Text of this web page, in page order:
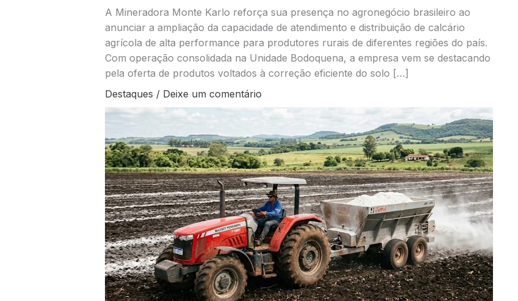
A Mineradora Monte Karlo reforça sua presença no agronegócio brasileiro ao
anunciar a ampliação da capacidade de atendimento e distribuição de calcário
agrícola de alta performance para produtores rurais de diferentes regiões do país.
Com operação consolidada na Unidade Bodoquena, a empresa vem se destacando
pela oferta de produtos voltados à correção eficiente do solo […]
Destaques / Deixe um comentário